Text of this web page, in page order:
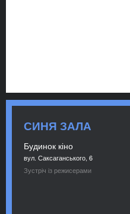
СИНЯ ЗАЛА
Будинок кіно
вул. Саксаганського, 6
Зустріч із режисерами